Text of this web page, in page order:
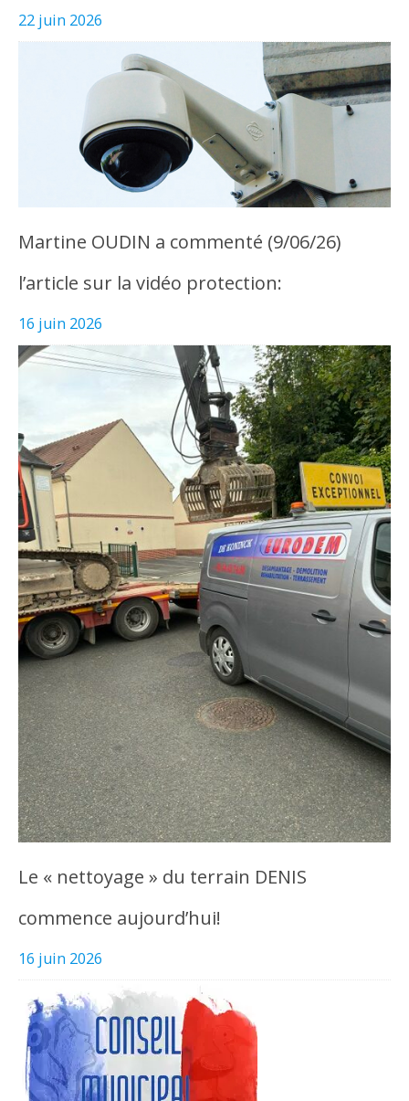
22 juin 2026
Martine OUDIN a commenté (9/06/26)
l’article sur la vidéo protection:
16 juin 2026
Le « nettoyage » du terrain DENIS
commence aujourd’hui!
16 juin 2026